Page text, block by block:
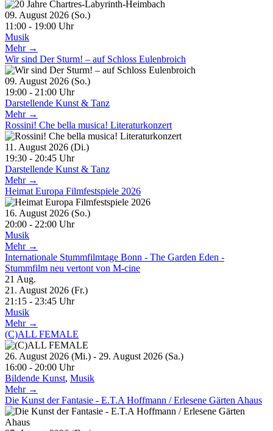
09. August 2026 (So.)
11:00 - 19:00 Uhr
Musik
Mehr →
Wir sind Der Sturm! – auf Schloss Eulenbroich
09. August 2026 (So.)
19:00 - 21:00 Uhr
Darstellende Kunst & Tanz
Mehr →
Rossini! Che bella musica! Literaturkonzert
11. August 2026 (Di.)
19:30 - 20:45 Uhr
Darstellende Kunst & Tanz
Mehr →
Heimat Europa Filmfestspiele 2026
16. August 2026 (So.)
20:00 - 22:00 Uhr
Musik
Mehr →
Internationale Stummfilmtage Bonn - The Garden Eden -
Stummfilm neu vertont von M-cine
21 Aug.
21. August 2026 (Fr.)
21:15 - 23:45 Uhr
Musik
Mehr →
(C)ALL FEMALE
26. August 2026 (Mi.) - 29. August 2026 (Sa.)
16:00 - 20:00 Uhr
Bildende Kunst, Musik
Mehr →
Die Kunst der Fantasie - E.T.A Hoffmann / Erlesene Gärten Ahaus